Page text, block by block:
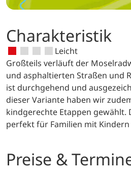
Charakteristik
Leicht
Großteils verläuft der
und asphaltierten Straßen und
ist durchgehend und
dieser Variante haben wir
kindgerechte Etappen gewählt.
perfekt für Familien mit
Preise &